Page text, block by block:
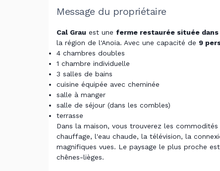
Message du propriétaire
Cal Grau est une ferme restaurée située
la région de l'Anoia. Avec une capacité de 9
4 chambres doubles
1 chambre individuelle
3 salles de bains
cuisine équipée avec cheminée
salle à manger
salle de séjour (dans les combles)
terrasse
Dans la maison, vous trouverez les
chauffage, l'eau chaude, la télévision, la
magnifiques vues. Le paysage le plus proche
chênes-lièges.